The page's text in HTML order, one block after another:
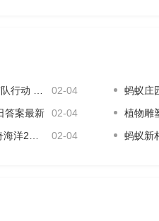
。每天发放原转出游戏充值的
3日答案 02-04 蚂蚁庄园
答案最新
02-04 植物雕
案最新
02-04 蚂蚁新